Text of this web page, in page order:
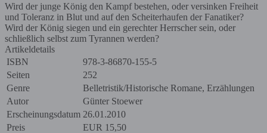
Wird der junge König den Kampf bestehen, oder versinken Freiheit
und Toleranz in Blut und auf den Scheiterhaufen der Fanatiker?
Wird der König siegen und ein gerechter Herrscher sein, oder
schließlich selbst zum Tyrannen werden?
Artikeldetails
ISBN
978-3-86870-155-5
Seiten
252
Genre
Belletristik/Historische Romane, Erzählungen
Autor
Günter Stoewer
Erscheinungsdatum 26.01.2010
Preis
EUR 15,50